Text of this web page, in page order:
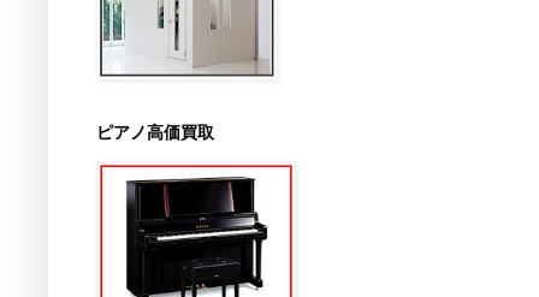
ピアノ高価買取